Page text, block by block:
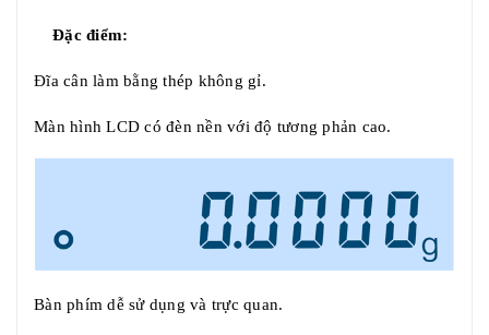
Đặc điểm:
Đĩa cân làm bằng thép không gỉ.
Màn hình LCD có đèn nền với độ tương phản cao.
Bàn phím dễ sử dụng và trực quan.